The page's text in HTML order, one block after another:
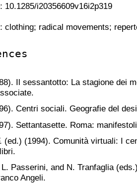
10.1285/i20356609v16i2p319
clothing; radical movements;
Il sessantotto: La stagione dei
Centri sociali. Geografie del
Settantasette. Roma:
(ed.) (1994). Comunità virtuali: I
Passerini, and N. Tranfaglia
Angeli.